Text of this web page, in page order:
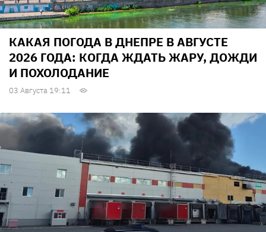
КАКАЯ ПОГОДА В ДНЕПРЕ В АВГУСТЕ
2026 ГОДА: КОГДА ЖДАТЬ ЖАРУ, ДОЖДИ
И ПОХОЛОДАНИЕ
03 Августа 19:11